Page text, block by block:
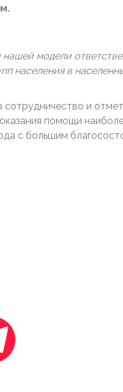
модели
населения в
и
помощи
с большим